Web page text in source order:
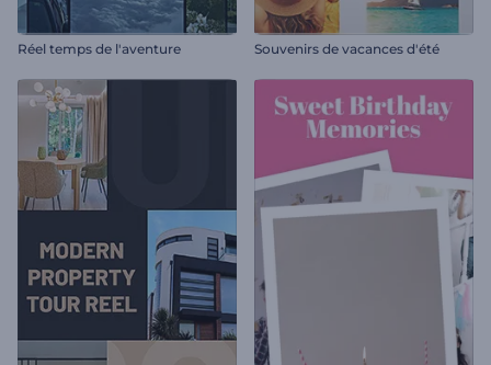
Réel temps de l'aventure Souvenirs de vacances d'été